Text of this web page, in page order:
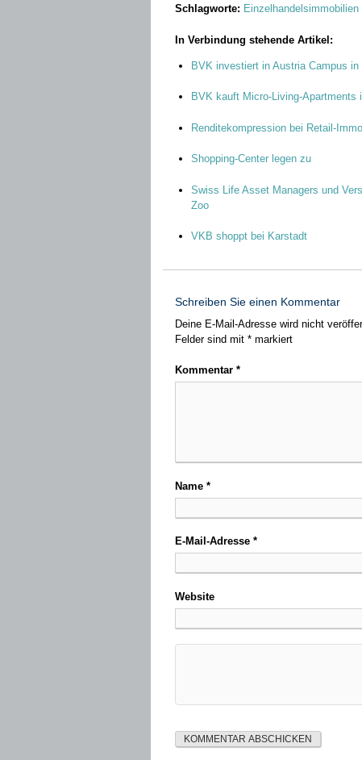
Schlagworte: Einzelhandelsimmobilien
In Verbindung stehende Artikel:
BVK investiert in Austria Campus in
BVK kauft Micro-Living-Apartments
Renditekompression bei Retail-
Shopping-Center legen zu
Swiss Life Asset Managers und
Zoo
VKB shoppt bei Karstadt
Schreiben Sie einen Kommentar
Deine E-Mail-Adresse wird nicht
Felder sind mit * markiert
Kommentar *
Name *
E-Mail-Adresse *
Website